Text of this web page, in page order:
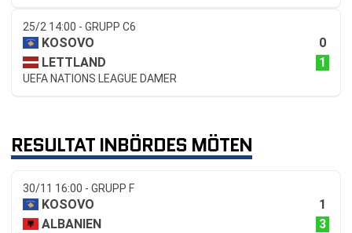
25/2 14:00 - GRUPP C6
KOSOVO
0
LETTLAND
1
UEFA NATIONS LEAGUE DAMER
RESULTAT INBÖRDES MÖTEN
30/11 16:00 - GRUPP F
KOSOVO
1
ALBANIEN
3